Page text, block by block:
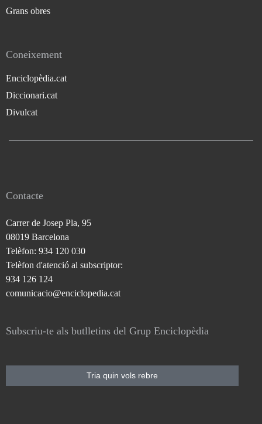
Grans obres
Coneixement
Enciclopèdia.cat
Diccionari.cat
Divulcat
Contacte
Carrer de Josep Pla, 95
08019 Barcelona
Telèfon: 934 120 030
Telèfon d'atenció al subscriptor:
934 126 124
comunicacio@enciclopedia.cat
Subscriu-te als butlletins del Grup Enciclopèdia
Tria quin vols rebre